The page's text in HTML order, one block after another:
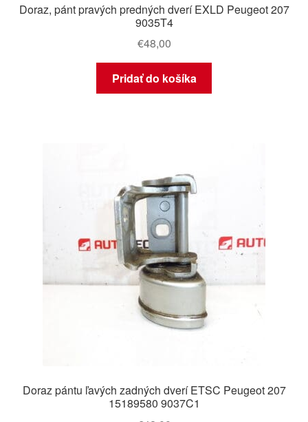
Doraz, pánt pravých predných dverí EXLD Peugeot 207
9035T4
€48,00
Pridať do košíka
Doraz pántu ľavých zadných dverí ETSC Peugeot 207
15189580 9037C1